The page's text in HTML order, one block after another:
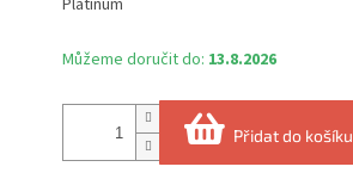
Můžeme doručit do: 13.8.2026
Přidat do košíku
Platinum